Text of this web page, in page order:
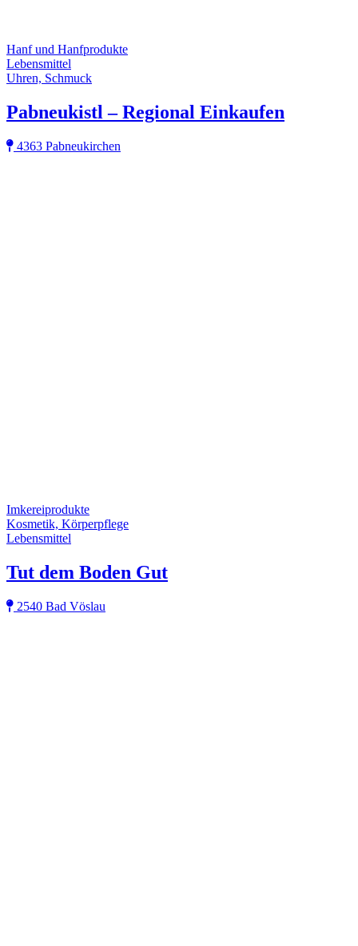
Hanf und Hanfprodukte
Lebensmittel
Uhren, Schmuck
Pabneukistl – Regional Einkaufen
4363 Pabneukirchen
Imkereiprodukte
Kosmetik, Körperpflege
Lebensmittel
Tut dem Boden Gut
2540 Bad Vöslau